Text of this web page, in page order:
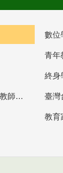
數位
青年
終身
教育部高中等以下學校及幼兒園教師資格檢定考試 臺灣
教育